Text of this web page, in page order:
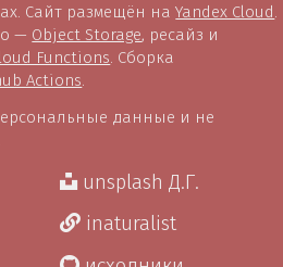
Сайт размещён наYandex Cloud.
— Object Storage, ресайз и
Functions. Сборка
Actions.
данные и не
unsplash Д.Г.
inaturalist